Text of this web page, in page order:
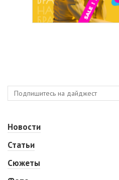
Новости
Статьи
Сюжеты